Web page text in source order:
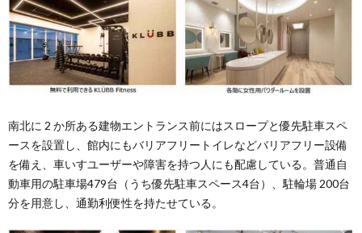
南北に 2 か所ある建物エントランス前にはスロープと優先駐⾞スペ
ースを設置し、館内にもバリアフリートイレなどバリアフリー設備
を備え、⾞いすユーザーや障害を持つ人にも配慮している。普通⾃
動⾞⽤の駐⾞場479台（うち優先駐⾞スペース4台）、駐輪場 200台
分を⽤意し、通勤利便性を持たせている。